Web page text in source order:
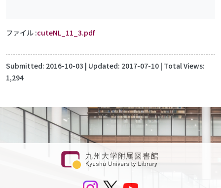
ファイル cuteNL_11_3.pdf
Submitted: 2016-10-03 | Updated: 2017-07-10 | Total Views:
1,294